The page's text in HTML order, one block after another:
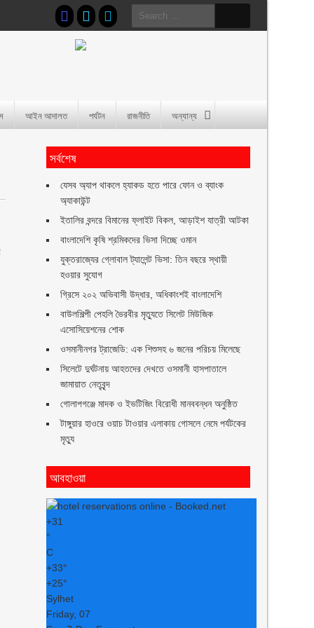
Search
for:
আইন আদালত পর্যটন রাজনীতি অন্যান্য
সর্বশেষ
যেসব অ্যাপ থাকলে হ্যাকড হতে পারে ফোন ও ব্যাংক
অ্যাকাউন্ট
ইতালির বন্দরে বিমানের ফ্লাইট বিকল, আড়াইশ যাত্রী আটকা
বাংলাদেশি কৃষি শ্রমিকদের ভিসা দিচ্ছে ওমান
যুক্তরাজ্যের গ্লোবাল ট্যালেন্ট ভিসা: তিন বছরে স্থায়ী
হওয়ার সুযোগ
গ্রিসে ২০২ অভিবাসী উদ্ধার, অধিকাংশই বাংলাদেশি
বাউলশিল্পী পেহলি ভৈরবীর মৃত্যুতে সিলেট মিউজিক
এসোসিয়েশনের শোক
ওসমানীনগর ট্রাজেডি: এক শিশুসহ ৬ জনের পরিচয় মিলেছে
সিলেটে দুর্ঘটনায় আহতদের দেখতে ওসমানী হাসপাতালে
জামায়াত নেতৃবৃন্দ
গোলাপগঞ্জে মাদক ও ইভটিজিং বিরোধী মানববন্ধন অনুষ্ঠিত
টাঙ্গুয়ার হাওরে ওয়াচ টাওয়ার এলাকায় গোসলে নেমে পর্যটকের
মৃত্যু
আবহাওয়া
+31
°
C
+33°
+25°
Sylhet
Friday, 07